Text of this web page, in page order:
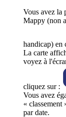
Vous avez la
Mappy (non
handicap) en
La carte
voyez à
cliquez sur :
Vous avez
« classement
par date.